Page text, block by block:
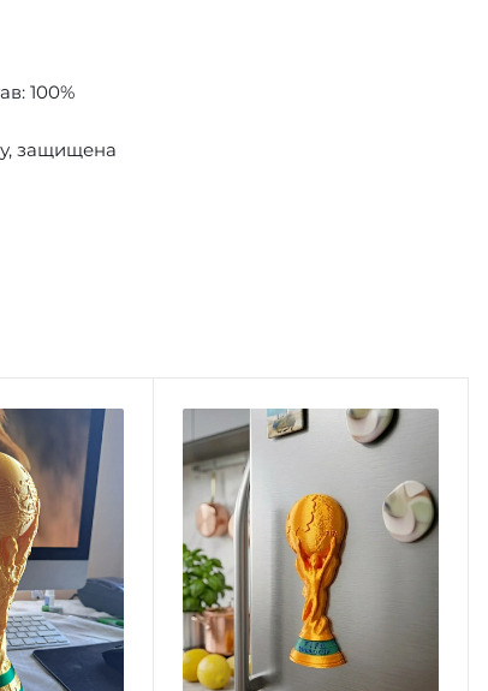
100%
защищена